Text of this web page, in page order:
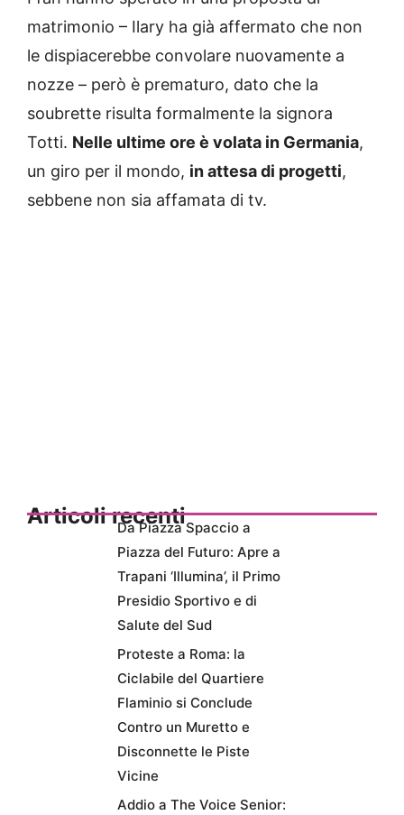
matrimonio – Ilary ha già affermato che non
le dispiacerebbe convolare nuovamente a
nozze – però è prematuro, dato che la
soubrette risulta formalmente la signora
Totti. Nelle ultime ore è volata in Germania,
un giro per il mondo, in attesa di progetti,
sebbene non sia affamata di tv.
Articoli recentiDa Piazza Spaccio a
Piazza del Futuro: Apre a
Trapani ‘Illumina’, il Primo
Presidio Sportivo e di
Salute del Sud
Proteste a Roma: la
Ciclabile del Quartiere
Flaminio si Conclude
Contro un Muretto e
Disconnette le Piste
Vicine
Addio a The Voice Senior: